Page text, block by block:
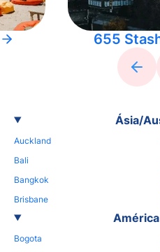
655
Ásia/
Auckland
Bali
Bangkok
Brisbane
Bogota